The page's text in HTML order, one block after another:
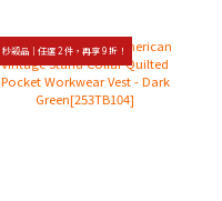
秒殺品｜任選 2 件，再享 9 折！